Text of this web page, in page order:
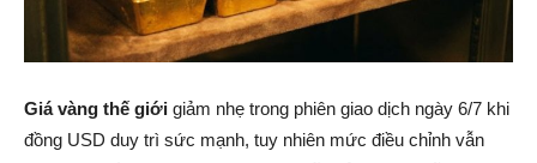
Giá vàng thế giới giảm nhẹ trong phiên giao dịch ngày 6/7 khi
đồng USD duy trì sức mạnh, tuy nhiên mức điều chỉnh vẫn